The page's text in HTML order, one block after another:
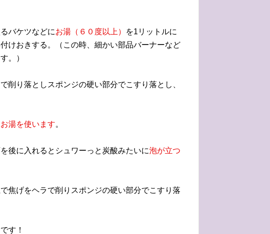
バケツなどにお湯（６０度以上）
を1リットルに
けおきする。（この時、細かい部品バーナーなど
。）
削り落としスポンジの硬い部分でこすり落とし、
湯を使います。
後に入れるとシュワーっと炭酸みたいに泡が立つ
焦げをヘラで削りスポンジの硬い部分でこすり落
す！